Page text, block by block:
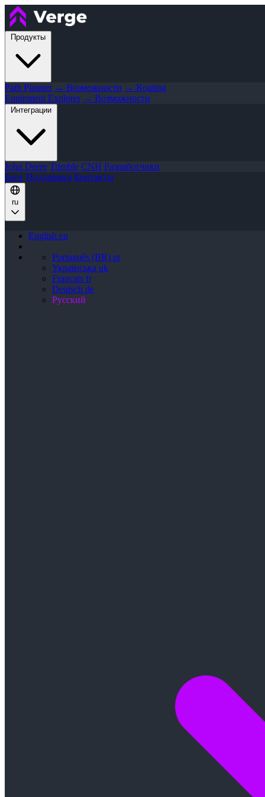
Продукты
Path Planner → Возможности → Routing
Equipment Explorer → Возможности
Интеграции
John Deere Trimble CNH Разработчики
Блог Поддержка Контакты
ru
English en
Português (BR) pt
Українська uk
Français fr
Deutsch de
Русский